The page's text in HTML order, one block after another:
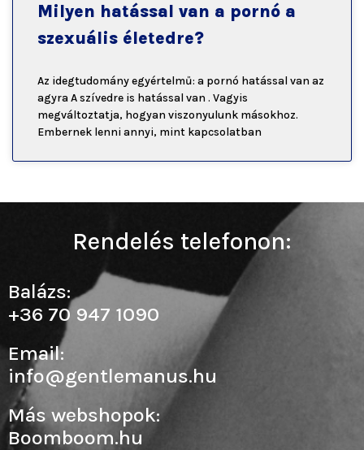
Milyen hatással van a pornó a
szexuális életedre?
Az idegtudomány egyértelmű: a pornó hatással van az
agyra A szívedre is hatással van . Vagyis
megváltoztatja, hogyan viszonyulunk másokhoz.
Embernek lenni annyi, mint kapcsolatban
Rendelés telefonon:
Balázs:
+36 70 947 1090
Email:
info@gentlemanus.hu
Más webshopok:
Boomboom.hu